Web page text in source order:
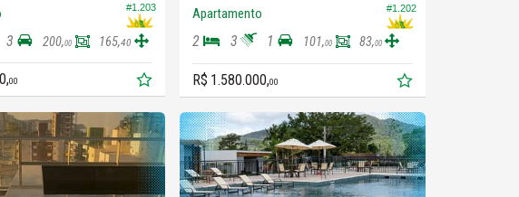
#1.203
3 200,00 165,40
00
#1.202
Apartamento
2 3 1 101,00 83,00
R$ 1.580.000,00